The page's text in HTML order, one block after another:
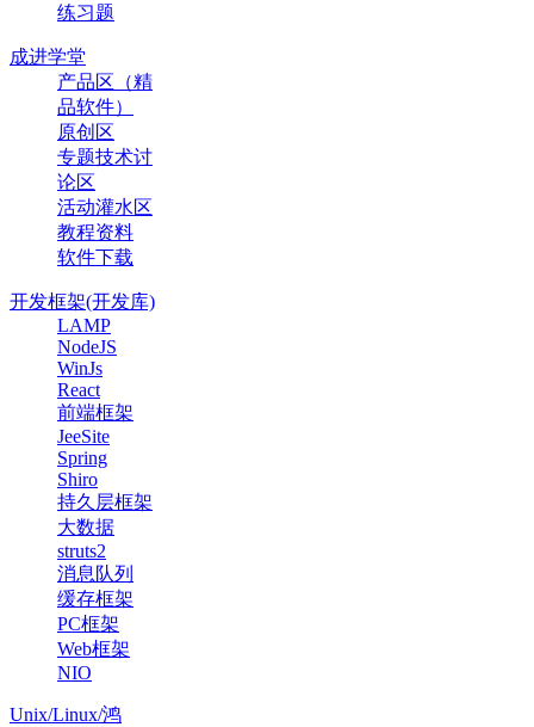
练习题
成进学堂
产品区（精
品软件）
原创区
专题技术讨
论区
活动灌水区
教程资料
软件下载
开发框架(开发库)
LAMP
NodeJS
WinJs
React
前端框架
JeeSite
Spring
Shiro
持久层框架
大数据
struts2
消息队列
缓存框架
PC框架
Web框架
NIO
Unix/Linux/鸿